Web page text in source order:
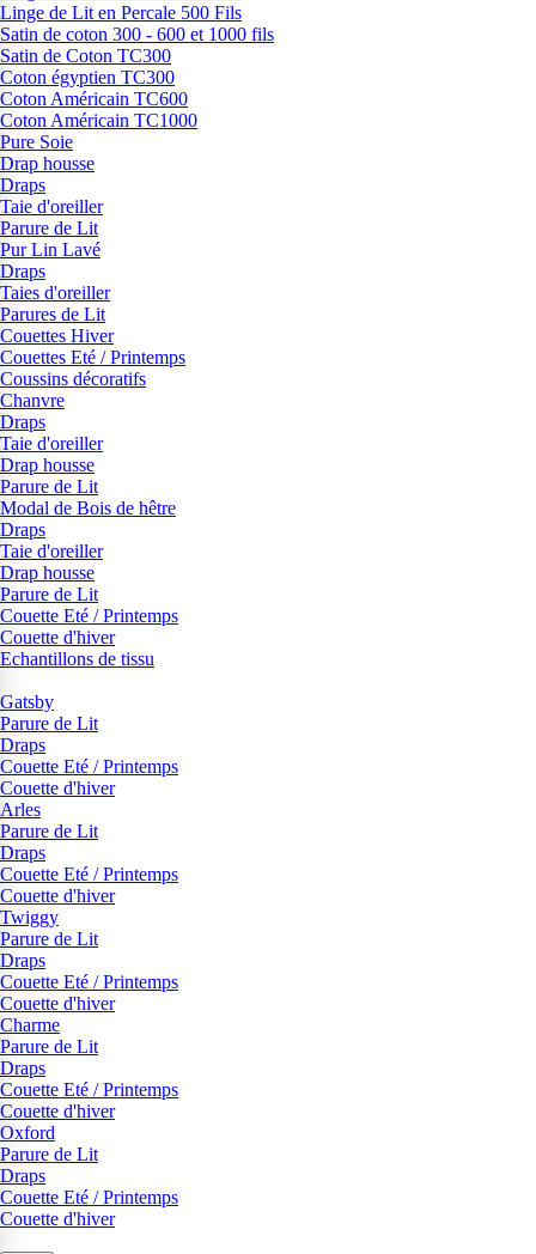
Linge de Lit en Percale 500 Fils
Satin de coton 300 - 600 et 1000 fils
Satin de Coton TC300
Coton égyptien TC300
Coton Américain TC600
Coton Américain TC1000
Pure Soie
Drap housse
Draps
Taie d'oreiller
Parure de Lit
Pur Lin Lavé
Draps
Taies d'oreiller
Parures de Lit
Couettes Hiver
Couettes Eté / Printemps
Coussins décoratifs
Chanvre
Draps
Taie d'oreiller
Drap housse
Parure de Lit
Modal de Bois de hêtre
Draps
Taie d'oreiller
Drap housse
Parure de Lit
Couette Eté / Printemps
Couette d'hiver
Echantillons de tissu
Gatsby
Parure de Lit
Draps
Couette Eté / Printemps
Couette d'hiver
Arles
Parure de Lit
Draps
Couette Eté / Printemps
Couette d'hiver
Twiggy
Parure de Lit
Draps
Couette Eté / Printemps
Couette d'hiver
Charme
Parure de Lit
Draps
Couette Eté / Printemps
Couette d'hiver
Oxford
Parure de Lit
Draps
Couette Eté / Printemps
Couette d'hiver